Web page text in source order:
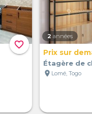
favorite_border
2 années
Prix sur
Étagère de
location_on Lomé, Togo